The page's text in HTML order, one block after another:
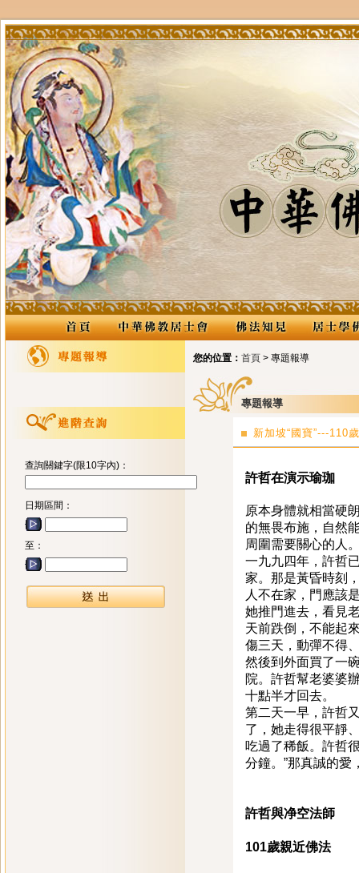
查詢關鍵字(限10字內)：
日期區間：
至：
您的位置： 首頁 > 專題報導
專題報導
新加坡“國寶”---110
許哲在演示瑜珈
原本身體就相當硬
的無畏布施，自然
周圍需要關心的人
一九九四年，許哲
家。那是黃昏時刻
人不在家，門應該
她推門進去，看見
天前跌倒，不能起
傷三天，動彈不得
然後到外面買了一
院。許哲幫老婆婆
十點半才回去。
第二天一早，許哲
了，她走得很平靜
吃過了稀飯。許哲
分鐘。”那真誠的愛
許哲與净空法師
101歲親近佛法